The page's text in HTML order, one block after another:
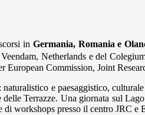
in Germania, Romania e
Netherlands e del
European Commission, Joint
e paesaggistico,
Terrazze. Una giornata sul
workshops presso il centro JRC e